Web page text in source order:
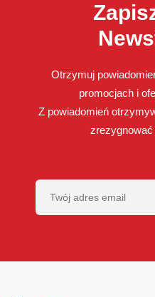
Otrzymuj
promocjach i
Z powiadomień